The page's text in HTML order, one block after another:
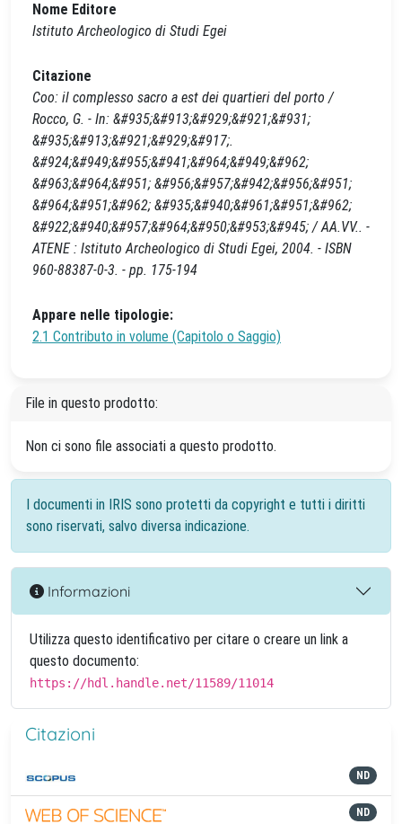
Nome Editore
Istituto Archeologico di Studi Egei
Citazione
Coo: il complesso sacro a est dei quartieri del porto /
Rocco, G. - In: &#935;&#913;&#929;&#921;&#931;
&#935;&#913;&#921;&#929;&#917;.
&#924;&#949;&#955;&#941;&#964;&#949;&#962;
&#963;&#964;&#951; &#956;&#957;&#942;&#956;&#951;
&#964;&#951;&#962; &#935;&#940;&#961;&#951;&#962;
&#922;&#940;&#957;&#964;&#950;&#953;&#945; / AA.VV.. -
ATENE : Istituto Archeologico di Studi Egei, 2004. - ISBN
960-88387-0-3. - pp. 175-194
Appare nelle tipologie:
2.1 Contributo in volume (Capitolo o Saggio)
File in questo prodotto:
Non ci sono file associati a questo prodotto.
I documenti in IRIS sono protetti da copyright e tutti i diritti
sono riservati, salvo diversa indicazione.
Informazioni
Utilizza questo identificativo per citare o creare un link a
questo documento:
https://hdl.handle.net/11589/11014
Citazioni
ND
ND